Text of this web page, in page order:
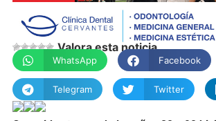
Valora esta noticia
WhatsApp Facebook
Telegram Twitter